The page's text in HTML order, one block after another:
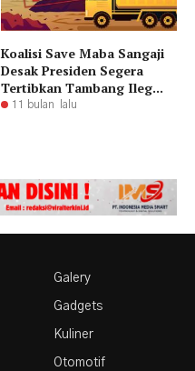
Koalisi Save Maba Sangaji
Desak Presiden Segera
Tertibkan Tambang Ileg...
11 bulan lalu
Galery
Gadgets
Kuliner
Otomotif